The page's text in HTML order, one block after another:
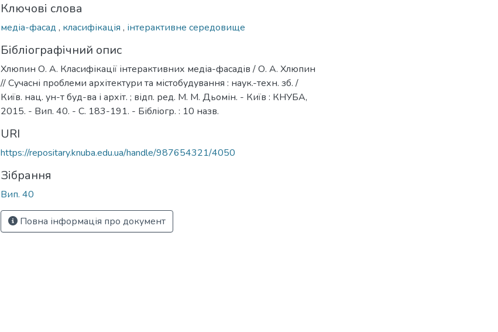
Ключові слова
медіа-фасад , класифікація , інтерактивне середовище
Бібліографічний опис
Хлюпин О. А. Класифікації інтерактивних медіа-фасадів / О. А. Хлюпин
// Сучасні проблеми архітектури та містобудування : наук.-техн. зб. /
Київ. нац. ун-т буд-ва і архіт. ; відп. ред. М. М. Дьомін. - Київ : КНУБА,
2015. - Вип. 40. - С. 183-191. - Бібліогр. : 10 назв.
URI
https://repositary.knuba.edu.ua/handle/987654321/4050
Зібрання
Вип. 40
Повна інформація про документ